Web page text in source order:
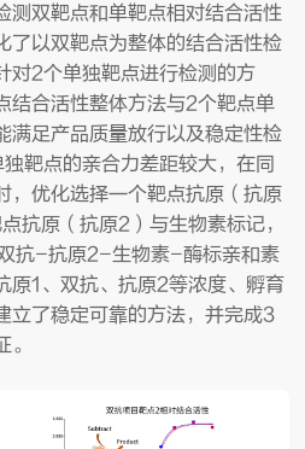
测双靶点和单靶点相对结合活性
了以双靶点为整体的结合活性检
对2个单独靶点进行检测的方
结合活性整体方法与2个靶点单
满足产品质量放行以及稳定性检
靶点的亲合力差距较大，在同
，优化选择一个靶点抗原（抗原
抗原（抗原2）与生物素标记，
抗-抗原2-生物素-酶标亲和素
原1、双抗、抗原2等浓度、孵育
立了稳定可靠的方法，并完成3